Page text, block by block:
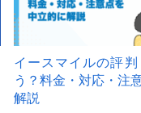
イースマイルの評
う？料金・対応・注
解説